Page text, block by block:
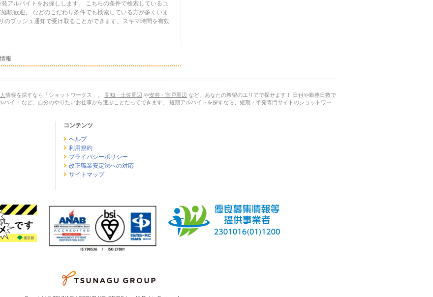
アルバイトをお探しします。 こちらの条件で検索しているユ
験歓迎、 などのこだわり条件でも検索している方が多くいま
のプッシュ通知で受け取ることができます。スキマ時間を有効
報
情報を探すなら「ショットワークス」。 高知・土佐周辺 や安芸・室戸周辺 など、あなたの希望のエリアで探せます！ 日付や勤務日数で
バイト など、自分のやりたいお仕事から選ぶことだってできます。 短期アルバイト を探すなら、短期・単発専門サイトのショットワー
コンテンツ
ヘルプ
利用規約
プライバシーポリシー
改正職業安定法への対応
サイトマップ